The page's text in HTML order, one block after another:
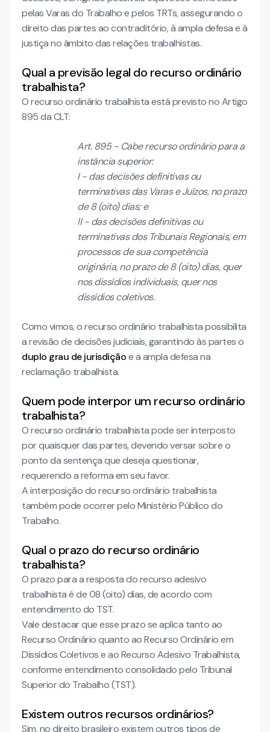
pelas Varas do Trabalho e pelos TRTs, assegurando o
direito das partes ao contraditório, à ampla defesa e à
justiça no âmbito das relações trabalhistas.
Qual a previsão legal do recurso ordinário
trabalhista?
O recurso ordinário trabalhista está previsto no Artigo
895 da CLT:
Art. 895 - Cabe recurso ordinário para a
instância superior:
I - das decisões definitivas ou
terminativas das Varas e Juízos, no prazo
de 8 (oito) dias; e
II - das decisões definitivas ou
terminativas dos Tribunais Regionais, em
processos de sua competência
originária, no prazo de 8 (oito) dias, quer
nos dissídios individuais, quer nos
dissídios coletivos.
Como vimos, o recurso ordinário trabalhista possibilita
a revisão de decisões judiciais, garantindo às partes o
duplo grau de jurisdiçãoe a ampla defesa na
reclamação trabalhista.
Quem pode interpor um recurso ordinário
trabalhista?
O recurso ordinário trabalhista pode ser interposto
por quaisquer das partes, devendo versar sobre o
ponto da sentença que deseja questionar,
requerendo a reforma em seu favor.
A interposição do recurso ordinário trabalhista
também pode ocorrer pelo Ministério Público do
Trabalho.
Qual o prazo do recurso ordinário
trabalhista?
O prazo para a resposta do recurso adesivo
trabalhista é de 08 (oito) dias, de acordo com
entendimento do TST.
Vale destacar que esse prazo se aplica tanto ao
Recurso Ordinário quanto ao Recurso Ordinário em
Dissídios Coletivos e ao Recurso Adesivo Trabalhista,
conforme entendimento consolidado pelo Tribunal
Superior do Trabalho (TST).
Existem outros recursos ordinários?
Sim, no direito brasileiro existem outros tipos de